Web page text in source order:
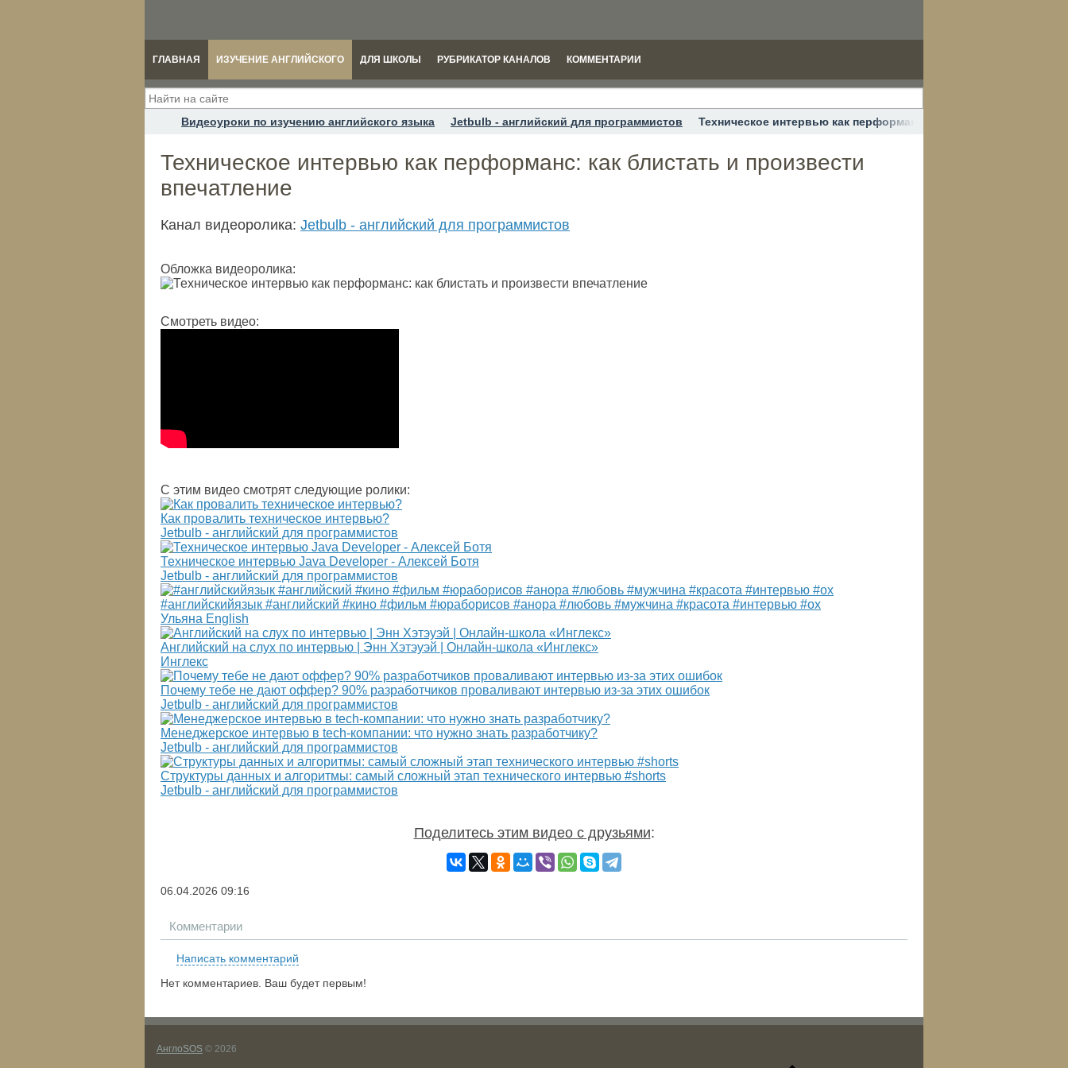
ГЛАВНАЯ ИЗУЧЕНИЕ АНГЛИЙСКОГО ДЛЯ ШКОЛЫ РУБРИКАТОР КАНАЛОВ КОММЕНТАРИИ
Видеоуроки по изучению английского языка Jetbulb - английский для программистов Техническое интервью как перформанс: как блистать и
Техническое интервью как перформанс: как блистать и произвести
впечатление
Канал видеоролика: Jetbulb - английский для программистов
Обложка видеоролика:
Смотреть видео:
С этим видео смотрят следующие ролики:
Как провалить техническое интервью?
Jetbulb - английский для программистов
Техническое интервью Java Developer - Алексей Ботя
Jetbulb - английский для программистов
#английскийязык #английский #кино #фильм #юраборисов #анора #любовь #мужчина #красота #интервью #ох
Ульяна English
Английский на слух по интервью | Энн Хэтэуэй | Онлайн-школа «Инглекс»
Инглекс
Почему тебе не дают оффер? 90% разработчиков проваливают интервью из-за этих ошибок
Jetbulb - английский для программистов
Менеджерское интервью в tech-компании: что нужно знать разработчику?
Jetbulb - английский для программистов
Структуры данных и алгоритмы: самый сложный этап технического интервью #shorts
Jetbulb - английский для программистов
Поделитесь этим видео с друзьями:
06.04.2026 09:16
Комментарии
Написать комментарий
Нет комментариев. Ваш будет первым!
АнглоSOS © 2026